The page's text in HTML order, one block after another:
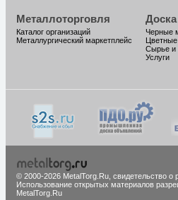
Металлоторговля
Каталог организаций
Металлургический маркетплейс
Черные
Сырье и
Услуги
© 2000-2026 MetalTorg.Ru, cвидетельство
Использование открытых материалов
MetalTorg.Ru